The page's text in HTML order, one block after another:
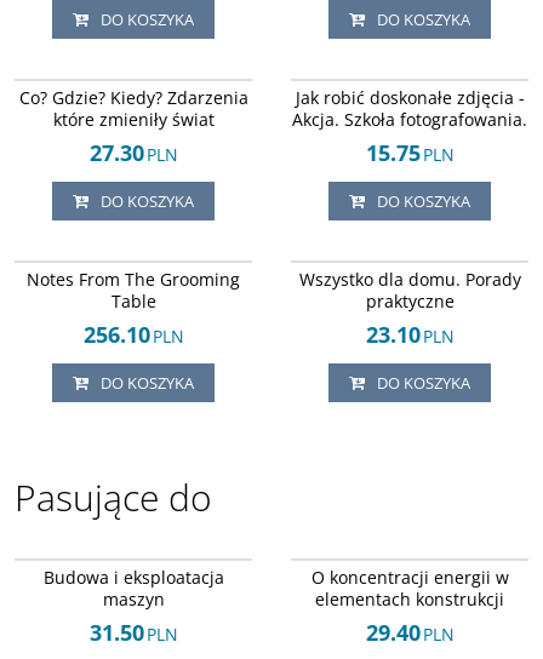
DO KOSZYKA DO KOSZYKA
DOSTAWA EXPRESS
Co? Gdzie? Kiedy? Zdarzenia
które zmieniły świat
27.30PLN
DO KOSZYKA
DOSTAWA EXPRESS
Jak robić doskonałe zdjęcia -
Akcja. Szkoła fotografowania.
15.75PLN
DO KOSZYKA
DOSTAWA EXPRESS
Notes From The Grooming
Table
256.10PLN
DO KOSZYKA
DOSTAWA EXPRESS
Wszystko dla domu. Porady
praktyczne
23.10PLN
DO KOSZYKA
Pasujące do
DOSTAWA EXPRESS
Budowa i eksploatacja
maszyn
31.50PLN
DOSTAWA EXPRESS
O koncentracji energii w
elementach konstrukcji
29.40PLN